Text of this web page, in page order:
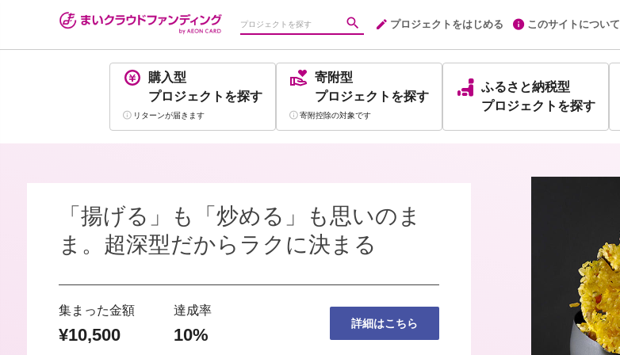
プロジェクトをはじめる このサイトについて
購入型
プロジェクト を探す
リターンが届きます
寄附型
プロジェクト を探す
寄附控除の対象です
ふるさと納税型
プロジェクト を探す
「揚げる」も「炒める」も思いのま
ま。超深型だからラクに決まる
集まった金額
¥10,500
達成率
10%
詳細はこちら